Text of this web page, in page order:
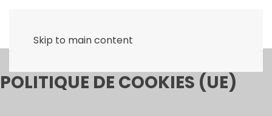
Skip to main content
POLITIQUE DE COOKIES (UE)